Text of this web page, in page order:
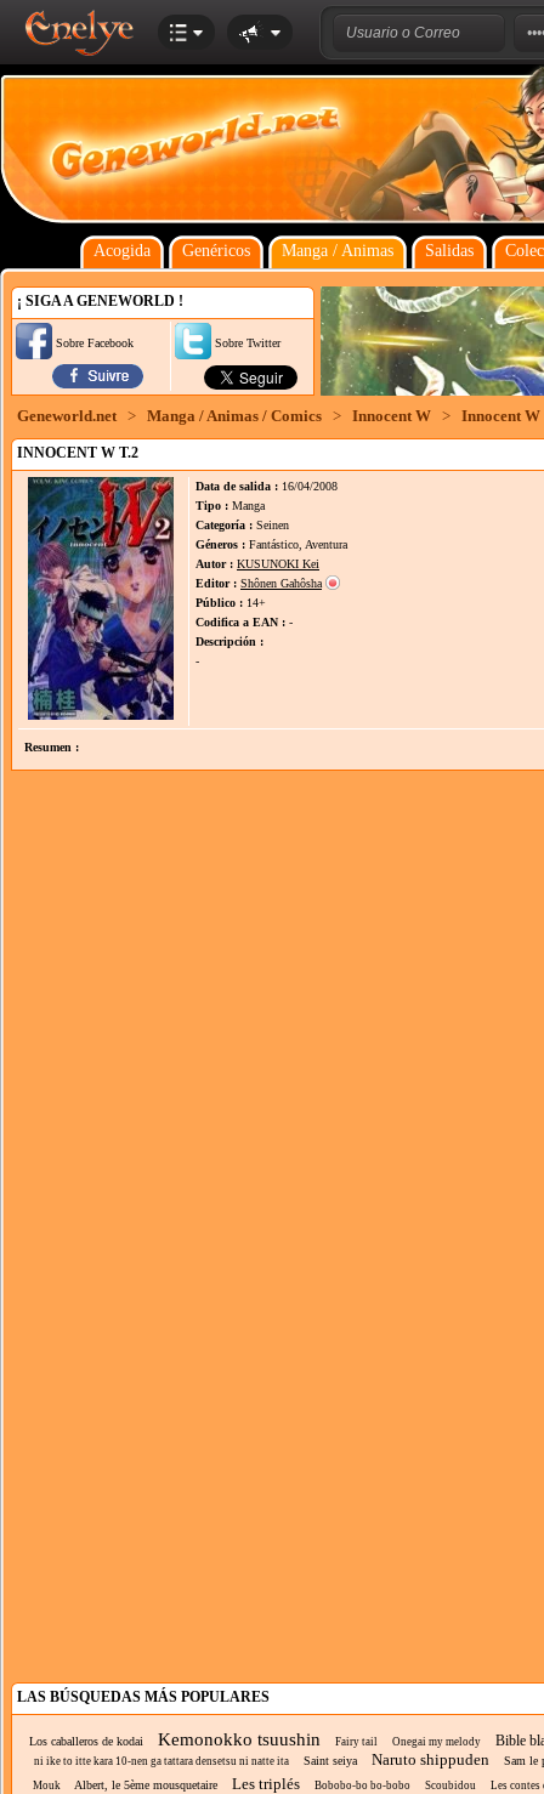
Acogida Genéricos Manga / Animas Salidas
¡ SIGA A GENEWORLD !
Sobre Facebook Sobre Twitter
Geneworld.net > Manga / Animas / Comics > Innocent W > Innocent W
INNOCENT W T.2
Data de salida : 16/04/2008
Tipo : Manga
Categoría : Seinen
Géneros : Fantástico, Aventura
Autor : KUSUNOKI Kei
Editor : Shônen Gahôsha
Público : 14+
Codifica a EAN : -
Descripción :
-
Resumen :
LAS BÚSQUEDAS MÁS POPULARES
Los caballeros de kodai Kemonokko tsuushin Fairy tail Onegai my melody Bible
ni ike to itte kara 10-nen ga tattara densetsu ni natte ita Saint seiya Naruto shippuden Sam le
Mouk Albert, le 5ème mousquetaire Les triplés Bobobo-bo bo-bobo Scoubidou Les contes